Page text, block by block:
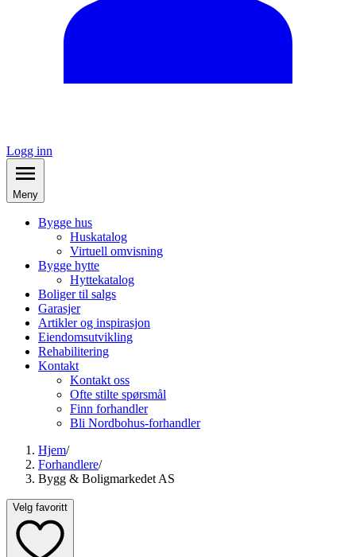
Logg inn
Meny
Bygge hus
Huskatalog
Virtuell omvisning
Bygge hytte
Hyttekatalog
Boliger til salgs
Garasjer
Artikler og inspirasjon
Eiendomsutvikling
Rehabilitering
Kontakt
Kontakt oss
Ofte stilte spørsmål
Finn forhandler
Bli Nordbohus-forhandler
Hjem/
Forhandlere/
Bygg & Boligmarkedet AS
Velg favoritt